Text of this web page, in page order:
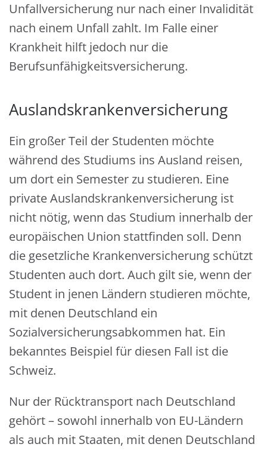
Unfallversicherung nur nach einer Invalidität
nach einem Unfall zahlt. Im Falle einer
Krankheit hilft jedoch nur die
Berufsunfähigkeitsversicherung.
Auslandskrankenversicherung
Ein großer Teil der Studenten möchte
während des Studiums ins Ausland reisen,
um dort ein Semester zu studieren. Eine
private Auslandskrankenversicherung ist
nicht nötig, wenn das Studium innerhalb der
europäischen Union stattfinden soll. Denn
die gesetzliche Krankenversicherung schützt
Studenten auch dort. Auch gilt sie, wenn der
Student in jenen Ländern studieren möchte,
mit denen Deutschland ein
Sozialversicherungsabkommen hat. Ein
bekanntes Beispiel für diesen Fall ist die
Schweiz.
Nur der Rücktransport nach Deutschland
gehört – sowohl innerhalb von EU-Ländern
als auch mit Staaten, mit denen Deutschland